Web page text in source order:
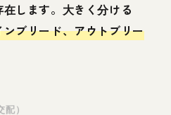
します。大きく分ける
ブリード、アウトブリー
配）